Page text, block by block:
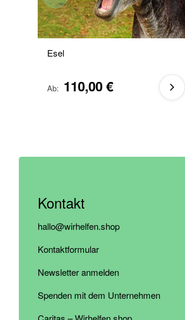
Esel
Ab 110,00 €
Kontakt
hallo@wirhelfen.shop
Kontaktformular
Newsletter anmelden
Spenden mit dem Unternehmen